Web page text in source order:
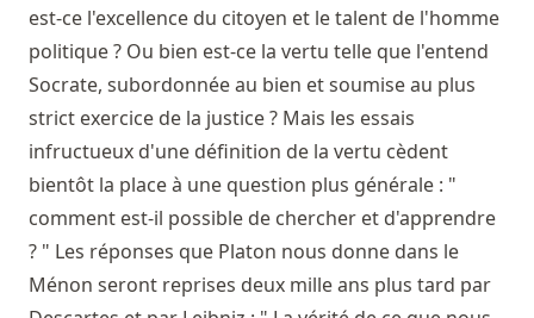
est-ce l'excellence du citoyen et le talent de l'homme
politique ? Ou bien est-ce la vertu telle que l'entend
Socrate, subordonnée au bien et soumise au plus
strict exercice de la justice ? Mais les essais
infructueux d'une définition de la vertu cèdent
bientôt la place à une question plus générale : "
comment est-il possible de chercher et d'apprendre
? " Les réponses que Platon nous donne dans le
Ménon seront reprises deux mille ans plus tard par